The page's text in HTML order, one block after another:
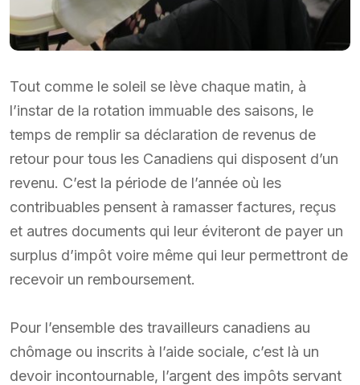
Tout comme le soleil se lève chaque matin, à
l’instar de la rotation immuable des saisons, le
temps de remplir sa déclaration de revenus de
retour pour tous les Canadiens qui disposent d’un
revenu. C’est la période de l’année où les
contribuables pensent à ramasser factures, reçus
et autres documents qui leur éviteront de payer un
surplus d’impôt voire même qui leur permettront de
recevoir un remboursement.
Pour l’ensemble des travailleurs canadiens au
chômage ou inscrits à l’aide sociale, c’est là un
devoir incontournable, l’argent des impôts servant